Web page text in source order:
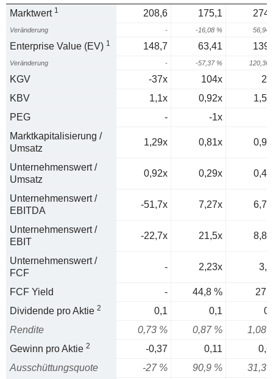
Marktwert 1 208,6 175,1
Veränderung - -16,08 % 56,94
Enterprise Value (EV) 1 148,7 63,41
Veränderung - -57,37 % 120,36
KGV -37x 104x
KBV
1,1x 0,92x
PEG
- -1x
Marktkapitalisierung /
Umsatz
1,29x 0,81x
Unternehmenswert /
Umsatz
0,92x 0,29x
Unternehmenswert /
EBITDA
-51,7x 7,27x
Unternehmenswert /
EBIT
-22,7x 21,5x
Unternehmenswert /
FCF
- 2,23x
FCF Yield - 44,8 %
27
Dividende pro Aktie 2 0,1 0,1
Rendite
0,73 % 0,87 %
1,08
Gewinn pro Aktie 2 -0,37 0,11
Ausschüttungsquote
-27 % 90,9 %
31,3